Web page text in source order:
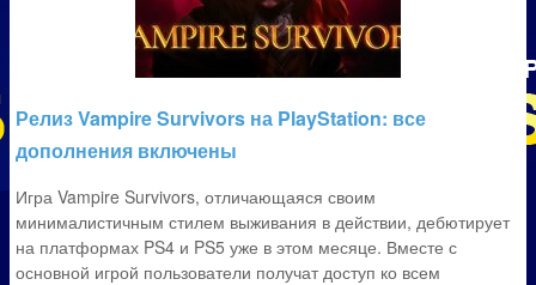
Релиз Vampire Survivors на PlayStation: все
дополнения включены
Игра Vampire Survivors, отличающаяся своим
минималистичным стилем выживания в действии, дебютирует
на платформах PS4 и PS5 уже в этом месяце. Вместе с
основной игрой пользователи получат доступ ко всем